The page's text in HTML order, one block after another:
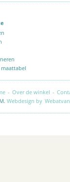
- Over de winkel -
Webdesign by